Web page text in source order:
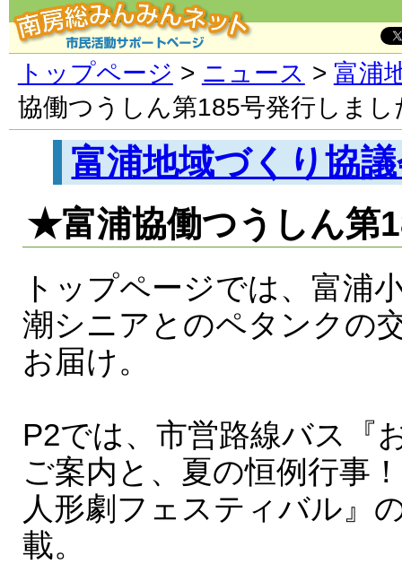
トップページ > ニュース > 富浦
協働つうしん第185号発行しま
富浦地域づくり協
★富浦協働つうしん第
トップページでは、富浦
潮シニアとのペタンクの
お届け。
P2では、市営路線バス『
ご案内と、夏の恒例行事
人形劇フェスティバル』
載。